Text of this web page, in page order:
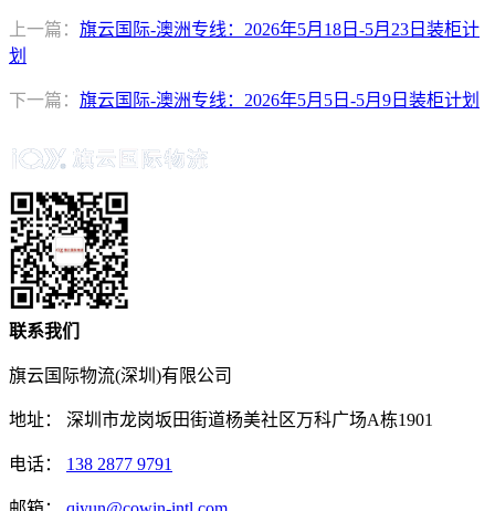
上一篇： 旗云国际-澳洲专线：2026年5月18日-5月23日装柜计
划
下一篇： 旗云国际-澳洲专线：2026年5月5日-5月9日装柜计划
联系我们
旗云国际物流(深圳)有限公司
地址： 深圳市龙岗坂田街道杨美社区万科广场A栋1901
电话： 138 2877 9791